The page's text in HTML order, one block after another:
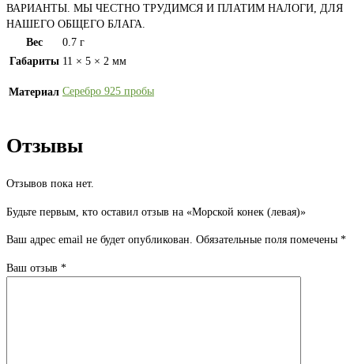
ВАРИАНТЫ. МЫ ЧЕСТНО ТРУДИМСЯ И ПЛАТИМ НАЛОГИ, ДЛЯ
НАШЕГО ОБЩЕГО БЛАГА.
Вес
0.7 г
Габариты 11 × 5 × 2 мм
Материал Серебро 925 пробы
Отзывы
Отзывов пока нет.
Будьте первым, кто оставил отзыв на «Морской конек (левая)»
Ваш адрес email не будет опубликован. Обязательные поля помечены *
Ваш отзыв *